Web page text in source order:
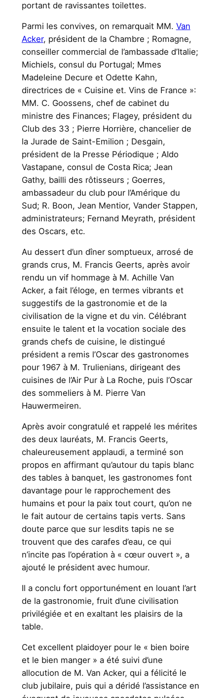
portant de ravissantes toilettes.
Parmi les convives, on remarquait MM. Van
Acker, président de la Chambre ; Romagne,
conseiller commercial de l’ambassade d’Italie;
Michiels, consul du Portugal; Mmes
Madeleine Decure et Odette Kahn,
directrices de « Cuisine et. Vins de France »:
MM. C. Goossens, chef de cabinet du
ministre des Finances; Flagey, président du
Club des 33 ; Pierre Horrière, chancelier de
la Jurade de Saint-Emilion ; Desgain,
président de la Presse Périodique ; AIdo
Vastapane, consul de Costa Rica; Jean
Gathy, bailli des rôtisseurs ; Goerres,
ambassadeur du club pour l’Amérique du
Sud; R. Boon, Jean Mentior, Vander Stappen,
administrateurs; Fernand Meyrath, président
des Oscars, etc.
Au dessert d’un dîner somptueux, arrosé de
grands crus, M. Francis Geerts, après avoir
rendu un vif hommage à M. Achille Van
Acker, a fait l’éloge, en termes vibrants et
suggestifs de la gastronomie et de la
civilisation de la vigne et du vin. Célébrant
ensuite le talent et la vocation sociale des
grands chefs de cuisine, le distingué
président a remis l’Oscar des gastronomes
pour 1967 à M. Trulienians, dirigeant des
cuisines de l’Air Pur à La Roche, puis l’Oscar
des sommeliers à M. Pierre Van
Hauwermeiren.
Après avoir congratulé et rappelé les mérites
des deux lauréats, M. Francis Geerts,
chaleureusement applaudi, a terminé son
propos en affirmant qu’autour du tapis blanc
des tables à banquet, les gastronomes font
davantage pour le rapprochement des
humains et pour la paix tout court, qu’on ne
le fait autour de certains tapis verts. Sans
doute parce que sur lesdits tapis ne se
trouvent que des carafes d’eau, ce qui
n’incite pas l’opération à « cœur ouvert », a
ajouté le président avec humour.
Il a conclu fort opportunément en louant l’art
de la gastronomie, fruit d’une civilisation
privilégiée et en exaltant les plaisirs de la
table.
Cet excellent plaidoyer pour le « bien boire
et le bien manger » a été suivi d’une
allocution de M. Van Acker, qui a félicité le
club jubilaire, puis qui a déridé l’assistance en